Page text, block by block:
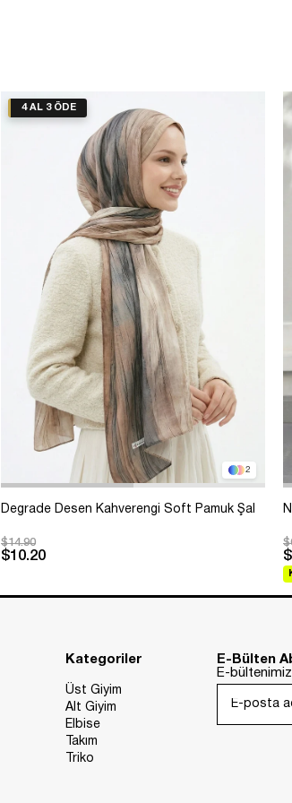
2
Degrade Desen Kahverengi Soft Pamuk Şal
$14.90
$10.20
4 AL 3 ÖDE
Kategoriler
Üst Giyim
Alt Giyim
Elbise
Takım
Triko
E-Bülten
E-